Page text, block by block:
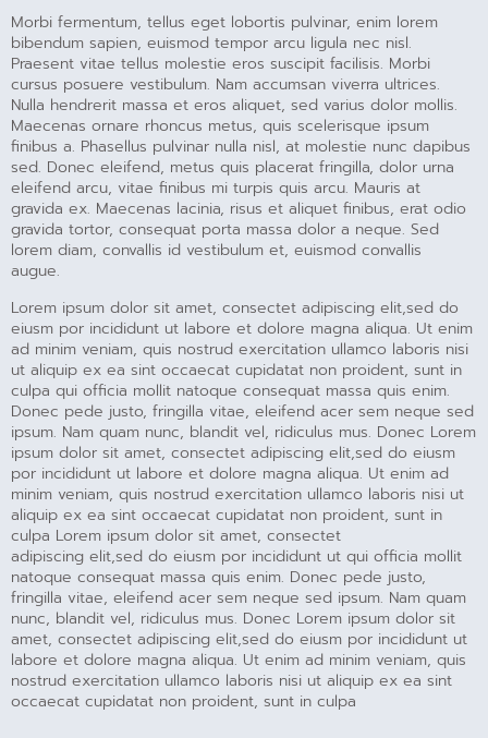
Morbi fermentum, tellus eget lobortis pulvinar, enim lorem
bibendum sapien, euismod tempor arcu ligula nec nisl.
Praesent vitae tellus molestie eros suscipit facilisis. Morbi
cursus posuere vestibulum. Nam accumsan viverra ultrices.
Nulla hendrerit massa et eros aliquet, sed varius dolor mollis.
Maecenas ornare rhoncus metus, quis scelerisque ipsum
finibus a. Phasellus pulvinar nulla nisl, at molestie nunc dapibus
sed. Donec eleifend, metus quis placerat fringilla, dolor urna
eleifend arcu, vitae finibus mi turpis quis arcu. Mauris at
gravida ex. Maecenas lacinia, risus et aliquet finibus, erat odio
gravida tortor, consequat porta massa dolor a neque. Sed
lorem diam, convallis id vestibulum et, euismod convallis
augue.
Lorem ipsum dolor sit amet, consectet adipiscing elit,sed do
eiusm por incididunt ut labore et dolore magna aliqua. Ut enim
ad minim veniam, quis nostrud exercitation ullamco laboris nisi
ut aliquip ex ea sint occaecat cupidatat non proident, sunt in
culpa qui officia mollit natoque consequat massa quis enim.
Donec pede justo, fringilla vitae, eleifend acer sem neque sed
ipsum. Nam quam nunc, blandit vel, ridiculus mus. Donec Lorem
ipsum dolor sit amet, consectet adipiscing elit,sed do eiusm
por incididunt ut labore et dolore magna aliqua. Ut enim ad
minim veniam, quis nostrud exercitation ullamco laboris nisi ut
aliquip ex ea sint occaecat cupidatat non proident, sunt in
culpa Lorem ipsum dolor sit amet, consectet
adipiscing elit,sed do eiusm por incididunt ut qui officia mollit
natoque consequat massa quis enim. Donec pede justo,
fringilla vitae, eleifend acer sem neque sed ipsum. Nam quam
nunc, blandit vel, ridiculus mus. Donec Lorem ipsum dolor sit
amet, consectet adipiscing elit,sed do eiusm por incididunt ut
labore et dolore magna aliqua. Ut enim ad minim veniam, quis
nostrud exercitation ullamco laboris nisi ut aliquip ex ea sint
occaecat cupidatat non proident, sunt in culpa